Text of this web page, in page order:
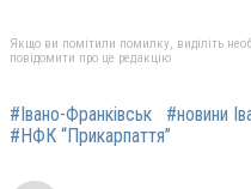
Якщо ви помітили помилку, виділіть
повідомити про це редакцію
#Івано-Франківськ
#новини
#НФК “Прикарпаття”